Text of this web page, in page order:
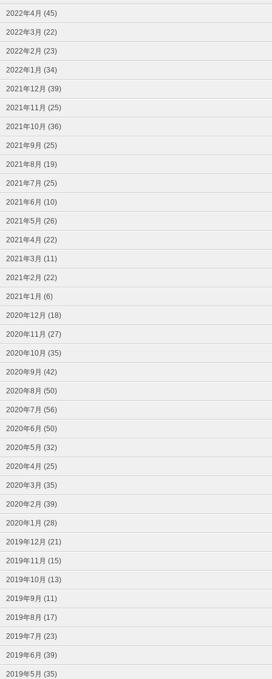
2022年4月 (45)
2022年3月 (22)
2022年2月 (23)
2022年1月 (34)
2021年12月 (39)
2021年11月 (25)
2021年10月 (36)
2021年9月 (25)
2021年8月 (19)
2021年7月 (25)
2021年6月 (10)
2021年5月 (26)
2021年4月 (22)
2021年3月 (11)
2021年2月 (22)
2021年1月 (6)
2020年12月 (18)
2020年11月 (27)
2020年10月 (35)
2020年9月 (42)
2020年8月 (50)
2020年7月 (56)
2020年6月 (50)
2020年5月 (32)
2020年4月 (25)
2020年3月 (35)
2020年2月 (39)
2020年1月 (28)
2019年12月 (21)
2019年11月 (15)
2019年10月 (13)
2019年9月 (11)
2019年8月 (17)
2019年7月 (23)
2019年6月 (39)
2019年5月 (35)